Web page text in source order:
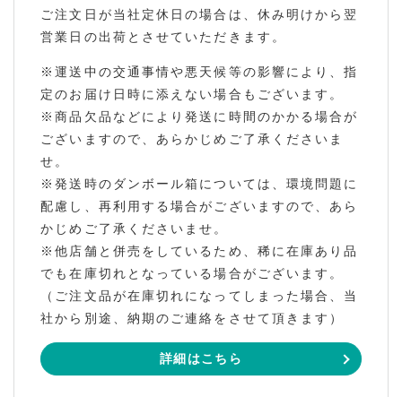
ご注文日が当社定休日の場合は、休み明けから翌
営業日の出荷とさせていただきます。
※運送中の交通事情や悪天候等の影響により、指
定のお届け日時に添えない場合もございます。
※商品欠品などにより発送に時間のかかる場合が
ございますので、あらかじめご了承くださいま
せ。
※発送時のダンボール箱については、環境問題に
配慮し、再利用する場合がございますので、あら
かじめご了承くださいませ。
※他店舗と併売をしているため、稀に在庫あり品
でも在庫切れとなっている場合がございます。
（ご注文品が在庫切れになってしまった場合、当
社から別途、納期のご連絡をさせて頂きます）
詳細はこちら